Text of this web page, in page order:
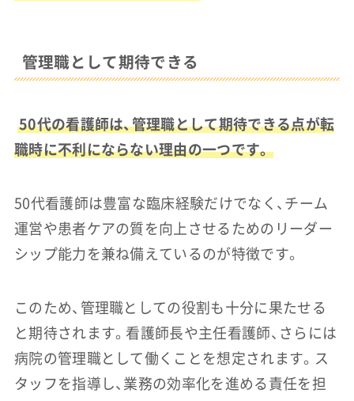
管理職として期待できる
50代の看護師は、管理職として期待できる点が転
職時に不利にならない理由の一つです。
50代看護師は豊富な臨床経験だけでなく、チーム
運営や患者ケアの質を向上させるためのリーダー
シップ能力を兼ね備えているのが特徴です。
このため、管理職としての役割も十分に果たせる
と期待されます。看護師長や主任看護師、さらには
病院の管理職として働くことを想定されます。ス
タッフを指導し、業務の効率化を進める責任を担